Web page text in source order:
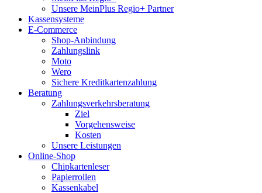
Unsere MeinPlus Regio+ Partner
Kassensysteme
E-Commerce
Shop-Anbindung
Zahlungslink
Moto
Wero
Sichere Kreditkartenzahlung
Beratung
Zahlungsverkehrsberatung
Ziel
Vorgehensweise
Kosten
Unsere Leistungen
Online-Shop
Chipkartenleser
Papierrollen
Kassenkabel